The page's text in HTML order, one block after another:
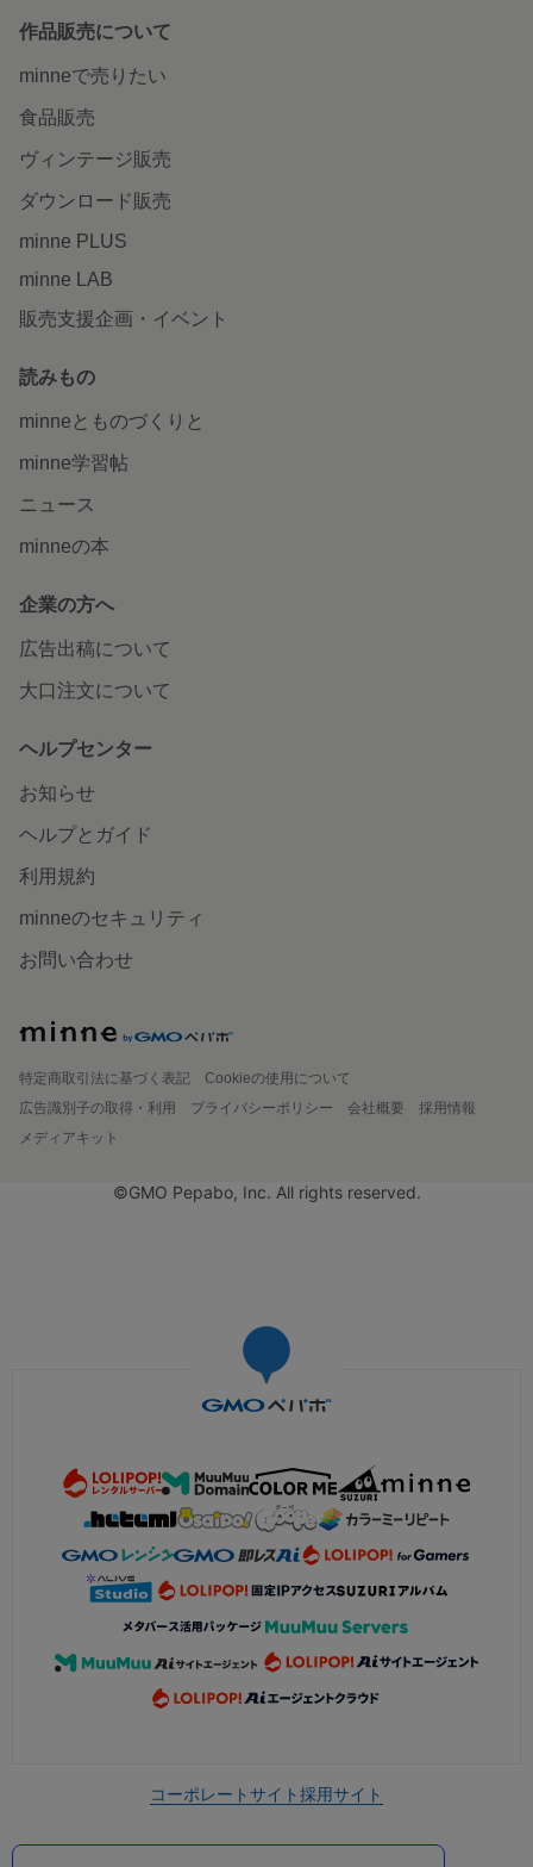
作品販売について
minneで売りたい
食品販売
ヴィンテージ販売
ダウンロード販売
minne PLUS
minne LAB
販売支援企画・イベント
読みもの
minneとものづくりと
minne学習帖
ニュース
minneの本
企業の方へ
広告出稿について
大口注文について
ヘルプセンター
お知らせ
ヘルプとガイド
利用規約
minneのセキュリティ
お問い合わせ
特定商取引法に基づく表記
Cookieの使用について
広告識別子の取得・利用
プライバシーポリシー 会社概要
採用情報
メディアキット
©GMO Pepabo, Inc. All rights reserved.
コーポレートサイト採用サイト